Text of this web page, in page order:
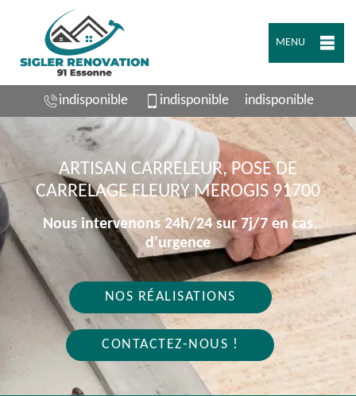
MENU
indisponible indisponible indisponible
ARTISAN CARRELEUR, POSE DE
CARRELAGE FLEURY MEROGIS 91700
Nous intervenons 24h/24 sur 7j/7 en cas
d'urgence
NOS RÉALISATIONS
CONTACTEZ-NOUS !